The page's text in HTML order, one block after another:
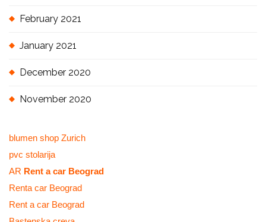
February 2021
January 2021
December 2020
November 2020
blumen shop Zurich
pvc stolarija
AR Rent a car Beograd
Renta car Beograd
Rent a car Beograd